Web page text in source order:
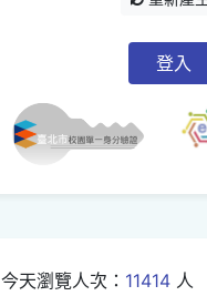
登入
今天瀏覽人次： 11414 人